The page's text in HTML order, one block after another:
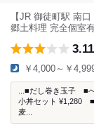
【JR 御徒町駅 南
郷土料理 完全個室
3.11
￥4,000～￥
...■だし巻き玉子 ■
小丼セット ¥1,280 ■
麦...